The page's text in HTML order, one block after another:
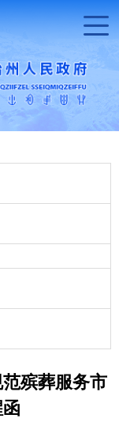
殡葬服务市